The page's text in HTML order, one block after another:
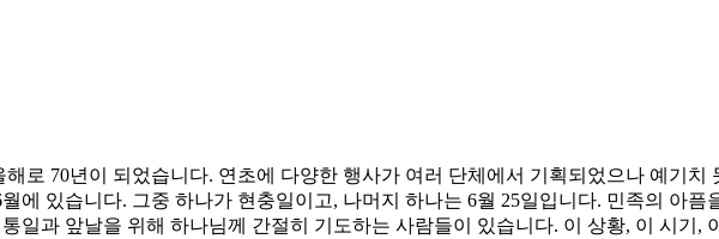
로 70년이 되었습니다. 연초에 다양한 행사가 여러 단체에서 기획되었으나 예기치
에 있습니다. 그중 하나가 현충일이고, 나머지 하나는 6월 25일입니다. 민족의 아
일과 앞날을 위해 하나님께 간절히 기도하는 사람들이 있습니다. 이 상황, 이 시기,